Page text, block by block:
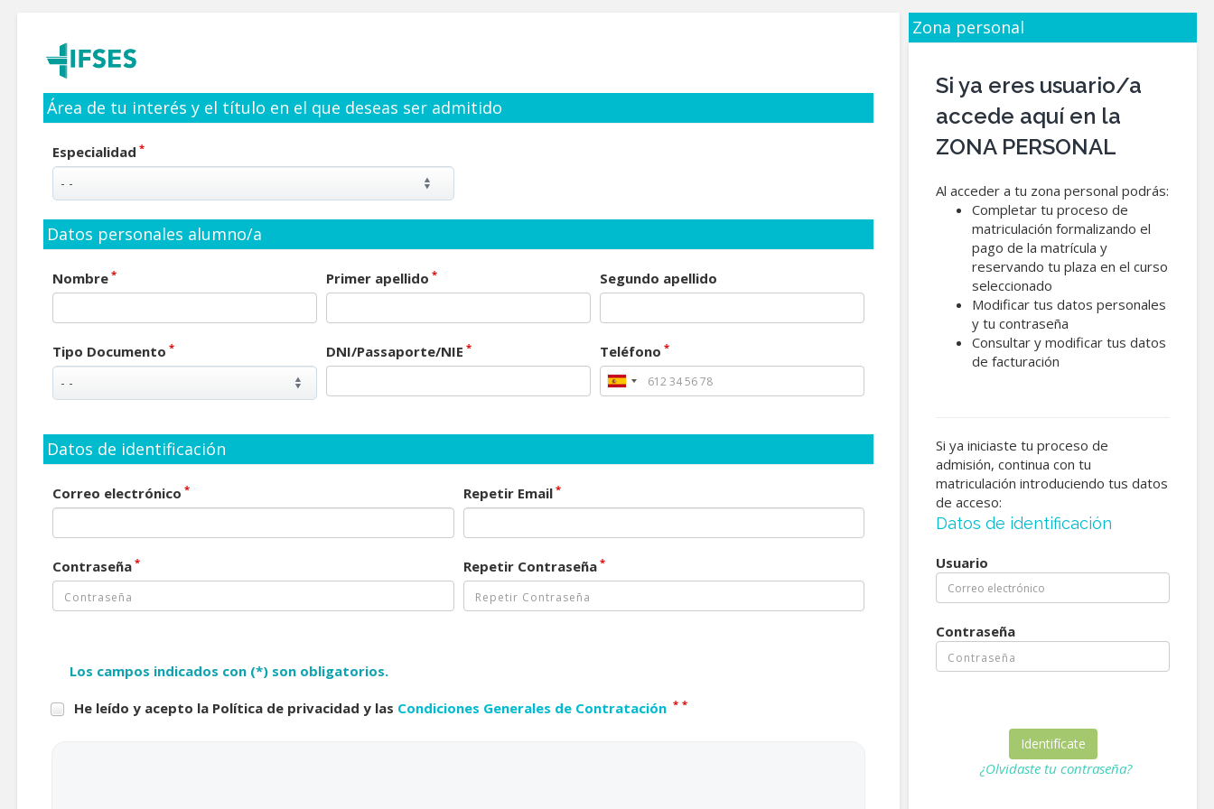
Área de tu interés y el título en el que deseas ser admitido
Especialidad *
Datos personales alumno/a
Nombre * Primer apellido * Segundo apellido
Tipo Documento * DNI/Passaporte/NIE * Teléfono *
Datos de identificación
Correo electrónico * Repetir Email*
Contraseña * Repetir Contraseña *
Los campos indicados con (*) son obligatorios.
He leído y acepto la Política de privacidad y las Condiciones Generales de Contratación * *
Zona personal
Si ya eres usuario/a
accede aquí en la
ZONA PERSONAL
Al acceder a tu zona personal podrás:
Completar tu proceso de
matriculación formalizando el
pago de la matrícula y
reservando tu plaza en el curso
seleccionado
Modificar tus datos personales
y tu contraseña
Consultar y modificar tus datos
de facturación
Si ya iniciaste tu proceso de
admisión, continua con tu
matriculación introduciendo tus datos
de acceso:
Datos de identificación
Usuario
Contraseña
¿Olvidaste tu contraseña?